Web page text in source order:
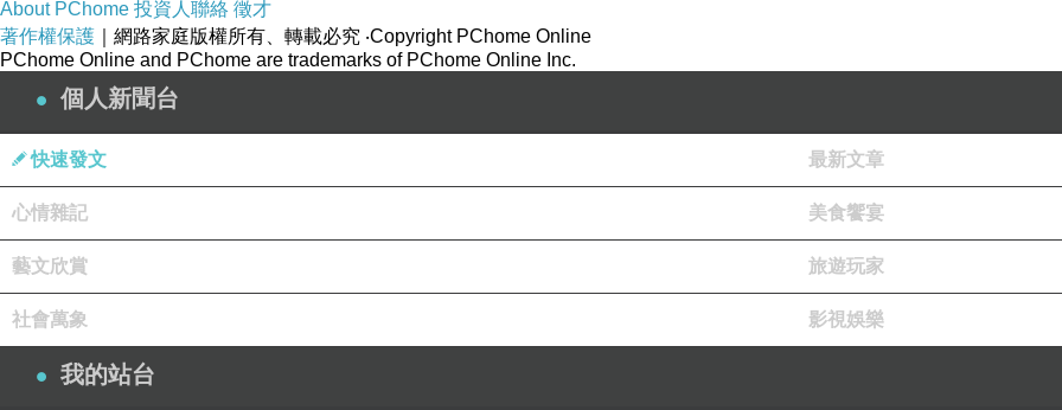
上一篇：2024/04/21
下一篇：2024/06/05
純純男子漢
About PChome 投資人聯絡 徵才
著作權保護 ｜網路家庭版權所有、轉載必究 ‧Copyright PChome Online
PChome Online and PChome are trademarks of PChome Online Inc.
個人新聞台
快速發文 最新文章
心情雜記 美食饗宴
藝文欣賞 旅遊玩家
社會萬象 影視娛樂
我的站台